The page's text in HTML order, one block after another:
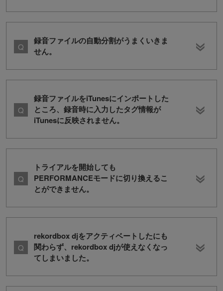
録音ファイルの自動分割がうまくいきま
せん。
録音ファイルをiTunesにインポートした
ところ、録音時に入力したタグ情報が
iTunesに反映されません。
トライアルを開始しても
PERFORMANCEモードに切り換えるこ
とができません。
rekordbox djをアクティベートしたにも
関わらず、rekordbox djが使えなくなっ
てしまいました。